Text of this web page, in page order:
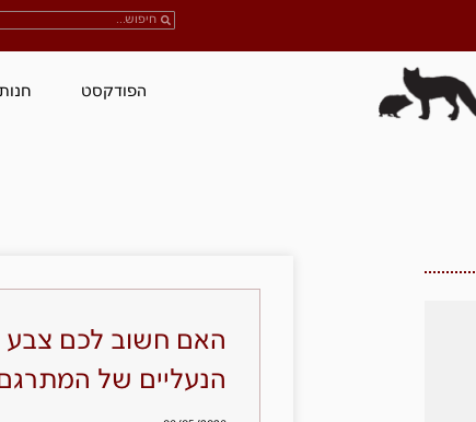
הפודקסט
האם חשוב לכם צבע
הנעליים של